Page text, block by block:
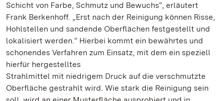
Schicht von Farbe, Schmutz und Bewuchs“, erläutert
Frank Berkenhoff. „Erst nach der Reinigung können Risse,
Hohlstellen und sandende Oberflächen festgestellt und
lokalisiert werden.“ Hierbei kommt ein bewährtes und
schonendes Verfahren zum Einsatz, mit dem ein speziell
hierfür hergestelltes
Strahlmittel mit niedrigem Druck auf die verschmutzte
Oberfläche gestrahlt wird. Wie stark die Reinigung sein